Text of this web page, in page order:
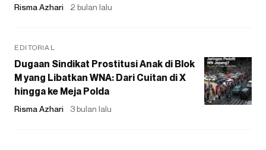
Risma Azhari 2 bulan lalu
EDITORIAL
Dugaan Sindikat Prostitusi Anak di Blok
M yang Libatkan WNA: Dari Cuitan di X
hingga ke Meja Polda
Risma Azhari 3 bulan lalu